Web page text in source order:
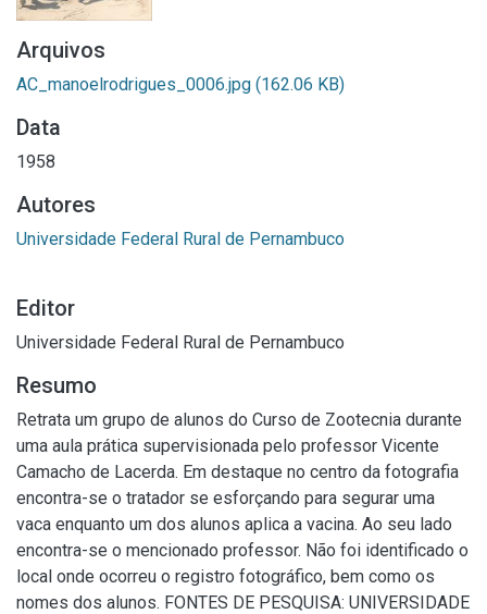
Arquivos
AC_manoelrodrigues_0006.jpg (162.06 KB)
Data
1958
Autores
Universidade Federal Rural de Pernambuco
Editor
Universidade Federal Rural de Pernambuco
Resumo
Retrata um grupo de alunos do Curso de Zootecnia durante
uma aula prática supervisionada pelo professor Vicente
Camacho de Lacerda. Em destaque no centro da fotografia
encontra-se o tratador se esforçando para segurar uma
vaca enquanto um dos alunos aplica a vacina. Ao seu lado
encontra-se o mencionado professor. Não foi identificado o
local onde ocorreu o registro fotográfico, bem como os
nomes dos alunos. FONTES DE PESQUISA: UNIVERSIDADE